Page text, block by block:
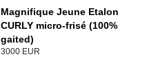
Magnifique Jeune Etalon
CURLY micro-frisé (100%
gaited)
3000 EUR